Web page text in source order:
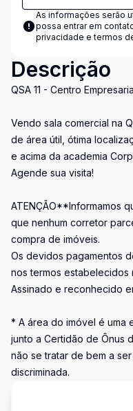
As informações serão
possa entrar em
privacidade e termos
Descrição
QSA 11 - Centro
Vendo sala comercial na
de área útil, ótima
e acima da academia
Agende sua visita!
ATENÇÃO**Informamos
que nenhum corretor
compra de imóveis.
Os devidos pagamentos
nos termos estabelecidos
Assinado e reconhecido
* A área do imóvel é uma
junto a Certidão de Ônus
não se tratar de bem a
discriminada.